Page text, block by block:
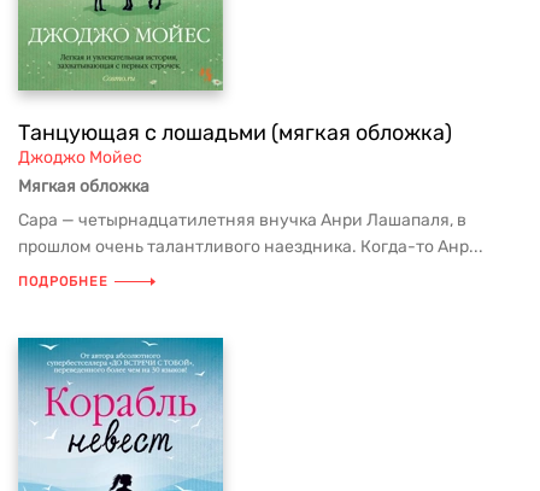
Танцующая с лошадьми (мягкая обложка)
Джоджо Мойес
Мягкая обложка
Сара — четырнадцатилетняя внучка Анри Лашапаля, в
прошлом очень талантливого наездника. Когда-то Анр...
ПОДРОБНЕЕ